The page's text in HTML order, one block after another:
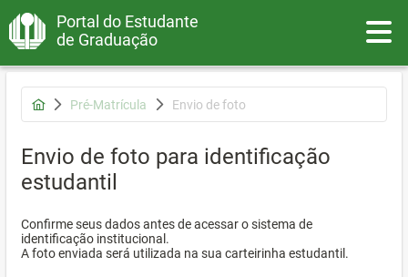
Portal do Estudante
de Graduação
Pré-Matrícula Envio de foto
Envio de foto para identificação
estudantil
Confirme seus dados antes de acessar o sistema de
identificação institucional.
A foto enviada será utilizada na sua carteirinha estudantil.